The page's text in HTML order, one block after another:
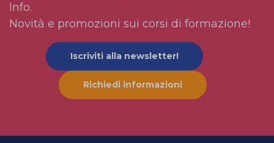
Info.
Novità e promozioni sui corsi di formazione!
Iscriviti alla newsletter!
Richiedi informazioni